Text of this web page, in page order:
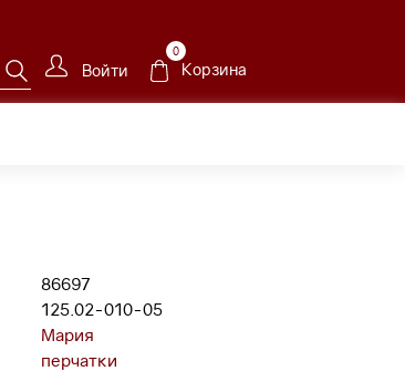
Войти
0
Корзина
86697
125.02-010-05
Мария
перчатки